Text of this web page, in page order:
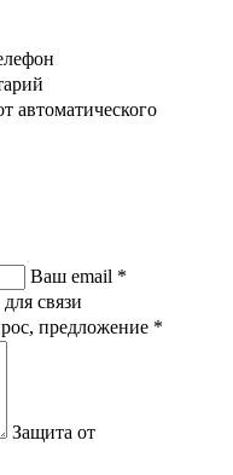
автоматического
Ваш email *
связи
предложение *
Защита от